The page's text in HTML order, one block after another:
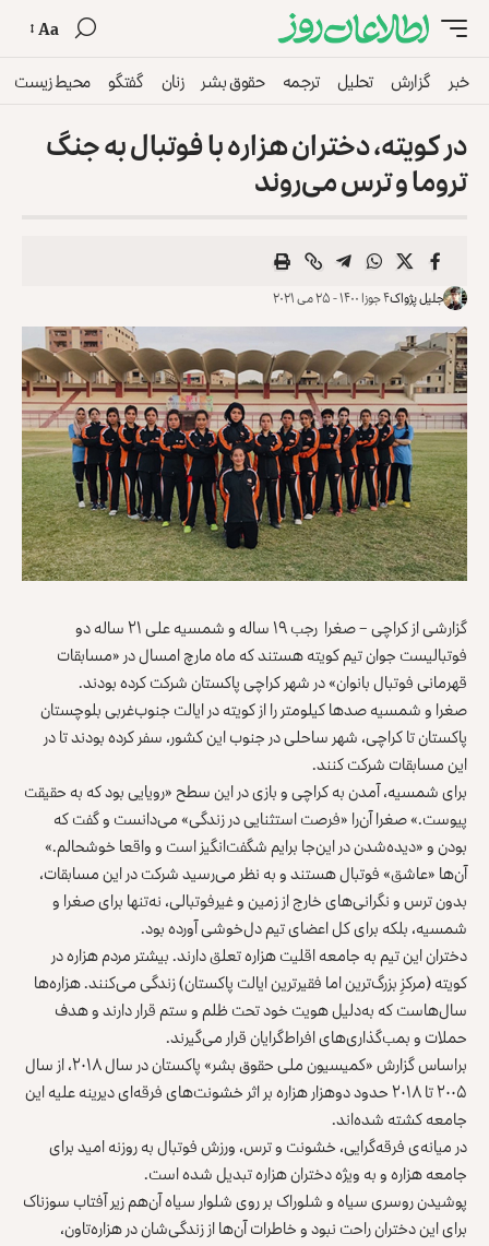
Aa
خبر گزارش تحلیل ترجمه حقوق بشر زنان گفتگو محیط زیست
در کویته، دختران هزاره با فوتبال به جنگ
تروما و ترس می‌روند
جلیل پژواک۴ جوزا ۱۴۰۰ - ۲۵ می ۲۰۲۱
گزارشی از کراچی – صغرا رجب ۱۹ ساله و شمسیه علی ۲۱ ساله دو
فوتبالیست‌ جوان تیم کویته هستند که ماه مارچ امسال در «مسابقات
قهرمانی فوتبال بانوان» در شهر کراچی پاکستان شرکت کرده بودند.
صغرا و شمسیه صدها کیلومتر را از کویته در ایالت جنوب‌غربی بلوچستان
پاکستان تا کراچی، شهر ساحلی در جنوب این کشور، سفر کرده بودند تا در
این مسابقات شرکت کنند.
برای شمسیه، آمدن به کراچی و بازی در این سطح «رویایی بود که به حقیقت
پیوست.» صغرا آن‌را «فرصت استثنایی در زندگی» می‌دانست و گفت که
بودن و «دیده‌شدن در این‌جا برایم شگفت‌انگیز است و واقعا خوشحالم.»
آن‌ها «عاشق» فوتبال هستند و به نظر می‌رسید شرکت در این مسابقات،
بدون ترس و نگرانی‌های خارج از زمین و غیرفوتبالی، نه‌تنها برای صغرا و
شمسیه، بلکه برای کل اعضای تیم دل‌خوشی آورده بود.
دختران این تیم به جامعه اقلیت هزاره تعلق دارند. بیشتر مردم هزاره در
کویته (مرکزِ بزرگ‌ترین اما فقیرترین ایالت پاکستان) زندگی می‌کنند. هزاره‌ها
سال‌هاست که به‌دلیل هویت‌ خود تحت ظلم و ستم قرار دارند و هدف
حملات و بمب‌گذاری‌های افراط‌‌گرایان قرار می‌گیرند.
براساس گزارش «کمیسیون ملی حقوق بشر» پاکستان در سال ۲۰۱۸، از سال
۲۰۰۵ تا ۲۰۱۸ حدود دوهزار هزاره بر اثر خشونت‌های فرقه‌ای دیرینه علیه این
جامعه کشته شده‌اند.
در میانه‌ی فرقه‌گرایی، خشونت و ترس، ورزش فوتبال به روزنه‌ امید برای
جامعه هزاره و به ویژه دختران هزاره تبدیل شده است.
پوشیدن روسری سیاه و شلوراک بر روی شلوار سیاه آن‌هم زیر آفتاب سوزناک
برای این دختران راحت نبود و خاطرات آن‌ها از زندگی‌شان در هزاره‌تاون،